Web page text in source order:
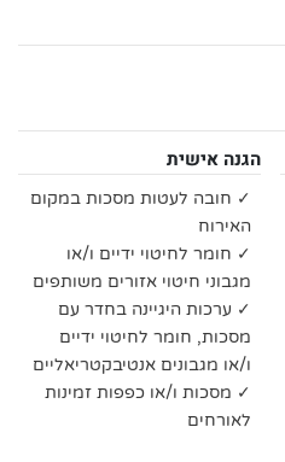
הגנה אישית
✓ חובה לעטות מסכות במקום
האירוח
✓ חומר לחיטוי ידיים ו/או
מגבוני חיטוי אזורים משותפים
✓ ערכות היגיינה בחדר עם
מסכות, חומר לחיטוי ידיים
ו/או מגבונים אנטיבקטריאליים
✓ מסכות ו/או כפפות זמינות
לאורחים